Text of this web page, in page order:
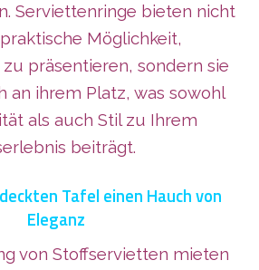
Serviettenringe bieten nicht
Möglichkeit,
präsentieren, sondern sie
an ihrem Platz, was sowohl
als auch Stil zu Ihrem
beiträgt.
Tafel einen Hauch von
Eleganz
von Stoffservietten mieten